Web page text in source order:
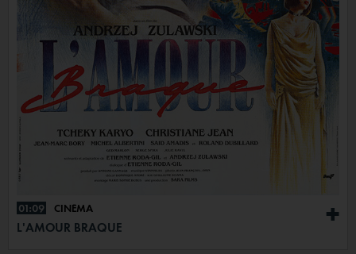
+
01:09 CINÉMA
L'AMOUR BRAQUE